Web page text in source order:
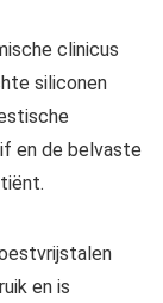
clinicus
siliconen
en de belvaste
en is